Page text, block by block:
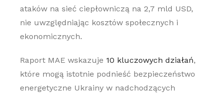
ataków na sieć ciepłowniczą na 2,7 mld USD,
nie uwzględniając kosztów społecznych i
ekonomicznych.
Raport MAE wskazuje 10 kluczowych działań,
które mogą istotnie podnieść bezpieczeństwo
energetyczne Ukrainy w nadchodzących